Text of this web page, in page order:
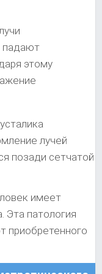
падают
этому
лучей
позади сетчатой
имеет
патология
приобретенного